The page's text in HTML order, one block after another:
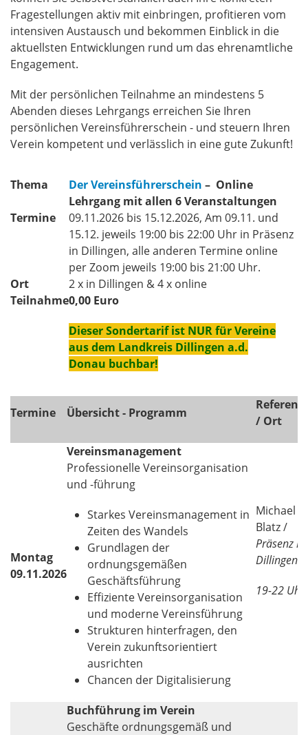
Fragestellungen aktiv mit einbringen, profitieren vom
intensiven Austausch und bekommen Einblick in die
aktuellsten Entwicklungen rund um das ehrenamtliche
Engagement.
Mit der persönlichen Teilnahme an mindestens 5
Abenden dieses Lehrgangs erreichen Sie Ihren
persönlichen Vereinsführerschein - und steuern Ihren
Verein kompetent und verlässlich in eine gute Zukunft!
Thema Der Vereinsführerschein – Online
Lehrgang mit allen 6 Veranstaltungen
Termine
09.11.2026 bis 15.12.2026, Am 09.11. und
15.12. jeweils 19:00 bis 22:00 Uhr in Präsenz
in Dillingen, alle anderen Termine online
per Zoom jeweils 19:00 bis 21:00 Uhr.
Ort
2 x in Dillingen & 4 x online
Teilnahme0,00 Euro
Dieser Sondertarif ist NUR für Vereine
aus dem Landkreis Dillingen a.d.
Donau buchbar!
Termine Übersicht - Programm
/ Ort
Montag
09.11.2026
Vereinsmanagement
Professionelle Vereinsorganisation
und -führung
Starkes Vereinsmanagement in
Zeiten des Wandels
Grundlagen der
ordnungsgemäßen
Geschäftsführung
Effiziente Vereinsorganisation
und moderne Vereinsführung
Strukturen hinterfragen, den
Verein zukunftsorientiert
ausrichten
Chancen der Digitalisierung
Michael
Blatz /
Präsenz in
Dillingen
19-22 Uhr
Buchführung im Verein
Geschäfte ordnungsgemäß und